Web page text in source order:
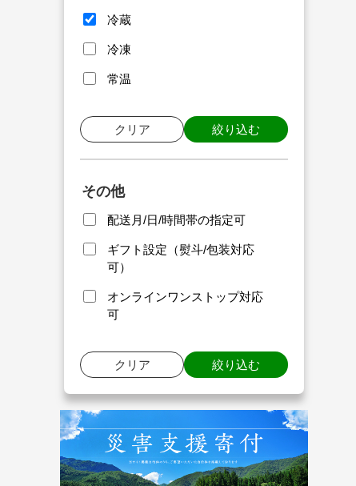
冷蔵
冷凍
常温
クリア 絞り込む
その他
配送月/日/時間帯の指定可
ギフト設定（熨斗/包装対応
可）
オンラインワンストップ対応
可
クリア 絞り込む